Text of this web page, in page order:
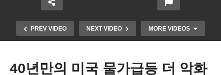
PREV VIDEO NEXT VIDEO MORE VIDEOS
40년만의 미국 물가급등 더 악화